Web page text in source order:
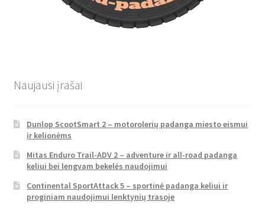
Naujausi įrašai
Dunlop ScootSmart 2 – motorolerių padanga miesto eismui
ir kelionėms
Mitas Enduro Trail-ADV 2 – adventure ir all-road padanga
keliui bei lengvam bekelės naudojimui
Continental SportAttack 5 – sportinė padanga keliui ir
proginiam naudojimui lenktynių trasoje